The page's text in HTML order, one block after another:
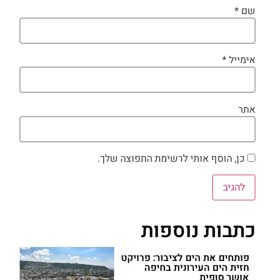
שם *
אימייל*
אתר
כן, הוסף אותי לרשימת התפוצה שלך.
כתבות נוספות
פותחים את הים לציבור: פרויקט
חזית הים העירונית בחיפה